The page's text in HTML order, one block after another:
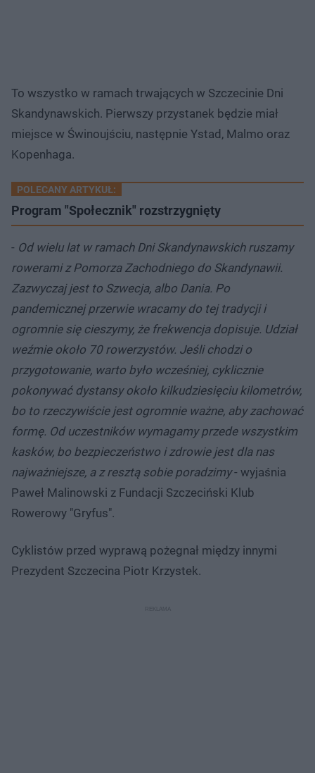
To wszystko w ramach trwających w Szczecinie Dni
Skandynawskich. Pierwszy przystanek będzie miał
miejsce w Świnoujściu, następnie Ystad, Malmo oraz
Kopenhaga.
POLECANY ARTYKUŁ:
Program "Społecznik" rozstrzygnięty
- Od wielu lat w ramach Dni Skandynawskich ruszamy
rowerami z Pomorza Zachodniego do Skandynawii.
Zazwyczaj jest to Szwecja, albo Dania. Po
pandemicznej przerwie wracamy do tej tradycji i
ogromnie się cieszymy, że frekwencja dopisuje. Udział
weźmie około 70 rowerzystów. Jeśli chodzi o
przygotowanie, warto było wcześniej, cyklicznie
pokonywać dystansy około kilkudziesięciu kilometrów,
bo to rzeczywiście jest ogromnie ważne, aby zachować
formę. Od uczestników wymagamy przede wszystkim
kasków, bo bezpieczeństwo i zdrowie jest dla nas
najważniejsze, a z resztą sobie poradzimy- wyjaśnia
Paweł Malinowski z Fundacji Szczeciński Klub
Rowerowy "Gryfus".
Cyklistów przed wyprawą pożegnał między innymi
Prezydent Szczecina Piotr Krzystek.